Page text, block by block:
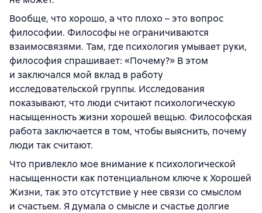
Вообще, что хорошо, а что плохо – это вопрос
философии. Философы не ограничиваются
взаимосвязями. Там, где психология умывает руки,
философия спрашивает: «Почему?» В этом
и заключался мой вклад в работу
исследовательской группы. Исследования
показывают, что люди считают психологическую
насыщенность жизни хорошей вещью. Философская
работа заключается в том, чтобы выяснить, почему
люди так считают.
Что привлекло мое внимание к психологической
насыщенности как потенциальном ключе к Хорошей
Жизни, так это отсутствие у нее связи со смыслом
и счастьем. Я думала о смысле и счастье долгие